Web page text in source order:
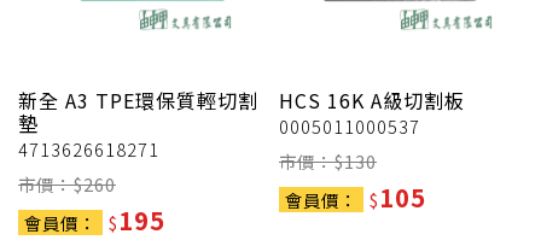
新全 A3 TPE環保質輕切割
墊
4713626618271
市價：$260
會員價：
$195
HCS 16K A級切割板
0005011000537
市價：$130
會員價：
$105